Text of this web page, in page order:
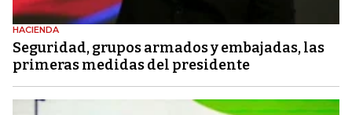
HACIENDA
Seguridad, grupos armados y embajadas, las
primeras medidas del presidente